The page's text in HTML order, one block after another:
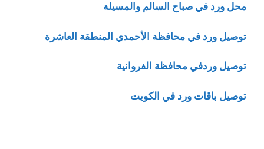
محل ورد في صباح السالم والمسيلة
توصيل ورد في محافظة الأحمدي المنطقة العاشرة
توصيل وردفي محافظة الفروانية
توصيل باقات ورد في الكويت